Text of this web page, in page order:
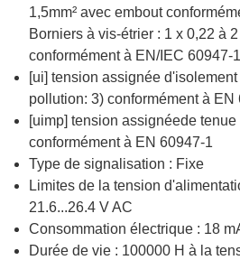
1,5mm² avec embout
Borniers à vis-étrier : 1 x 0,22 à
conformément à EN/IEC 60947-1
[ui] tension assignée
pollution: 3) conformément à EN
[uimp] tension assignéede
conformément à EN 60947-1
Type de signalisation : Fixe
Limites de la tension
21.6...26.4 V AC
Consommation électrique : 18
Durée de vie : 100000 H à la